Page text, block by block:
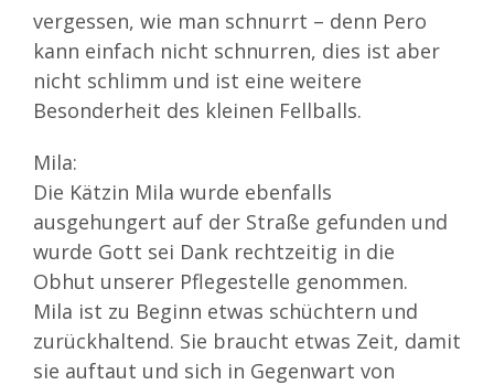
vergessen, wie man schnurrt – denn Pero
kann einfach nicht schnurren, dies ist aber
nicht schlimm und ist eine weitere
Besonderheit des kleinen Fellballs.
Mila:
Die Kätzin Mila wurde ebenfalls
ausgehungert auf der Straße gefunden und
wurde Gott sei Dank rechtzeitig in die
Obhut unserer Pflegestelle genommen.
Mila ist zu Beginn etwas schüchtern und
zurückhaltend. Sie braucht etwas Zeit, damit
sie auftaut und sich in Gegenwart von